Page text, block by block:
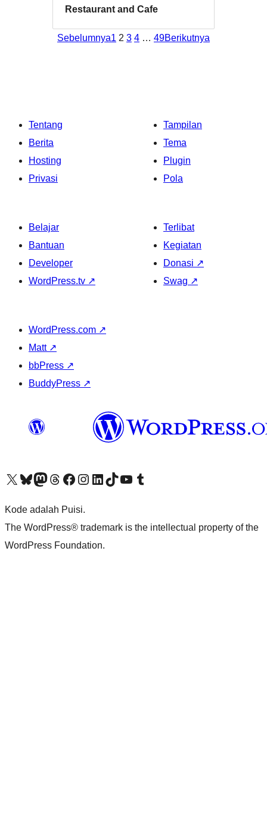
Restaurant and Cafe
Sebelumnya1 2 3 4 … 49Berikutnya
Tentang
Berita
Hosting
Privasi
Tampilan
Tema
Plugin
Pola
Belajar
Bantuan
Developer
WordPress.tv ↗
Terlibat
Kegiatan
Donasi ↗
Swag ↗
WordPress.com ↗
Matt ↗
bbPress ↗
BuddyPress ↗
Kunjungi akun X (sebelumnya Twitter) kamiVisit our Bluesky account
Kunjungi akun Mastodon kamiVisit our Threads account
Kunjungi halaman Facebook kamiKunjungi akun Instagram kamiKunjungi akun LinkedIn kamiVisit our TikTok account
Kunjungi channel YouTube kamiVisit our Tumblr account
Kode adalah Puisi.
The WordPress® trademark is the intellectual property of the
WordPress Foundation.